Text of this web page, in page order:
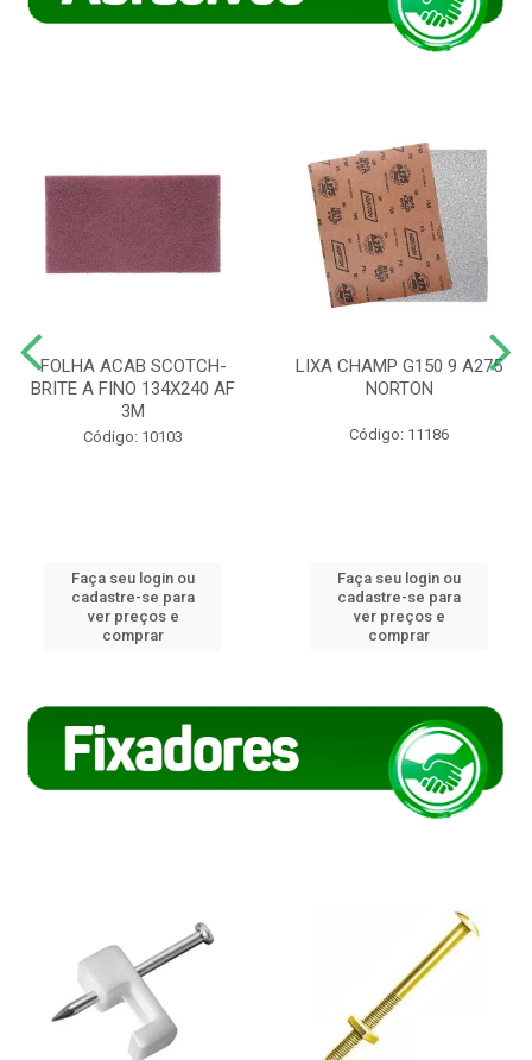
FOLHA ACAB SCOTCH-
BRITE A FINO 134X240 AF
3M
Código: 10103
Faça seu login ou
cadastre-se para
ver preços e
comprar
LIXA CHAMP G150 9 A275
NORTON
Código: 11186
Faça seu login ou
cadastre-se para
ver preços e
comprar